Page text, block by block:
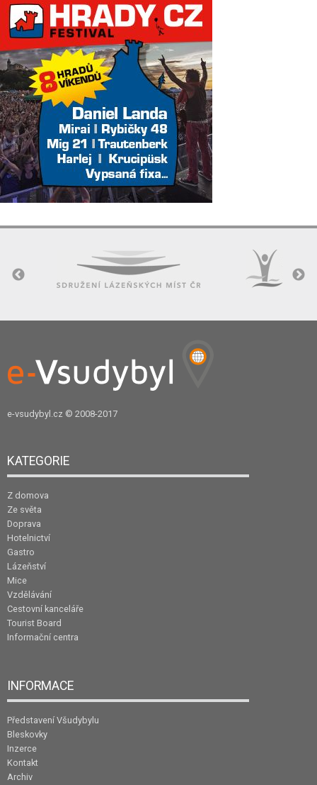
e-vsudybyl.cz © 2008-2017
KATEGORIE
Z domova
Ze světa
Doprava
Hotelnictví
Gastro
Lázeňství
Mice
Vzdělávání
Cestovní kanceláře
Tourist Board
Informační centra
INFORMACE
Představení Všudybylu
Bleskovky
Inzerce
Kontakt
Archiv